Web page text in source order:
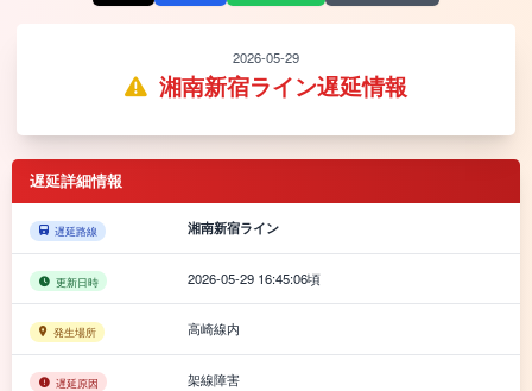
2026-05-29
湘南新宿ライン遅延情報
遅延詳細情報
遅延路線 湘南新宿ライン
更新日時 2026-05-29 16:45:06頃
発生場所 高崎線内
遅延原因 架線障害